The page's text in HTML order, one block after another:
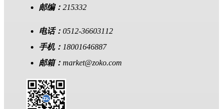
邮编： 215332
电话： 0512-36603112
手机： 18001646887
邮箱： market@zoko.com